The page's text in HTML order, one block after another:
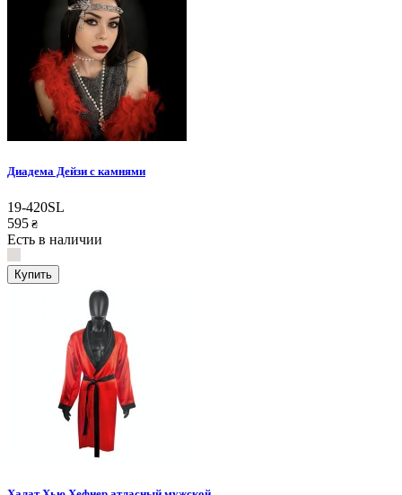
Диадема Дейзи с камнями
19-420SL
595 ₴
Есть в наличии
Купить